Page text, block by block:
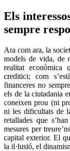
Els
sempre
Ara com ara, la
models de vida, de
realitat econòmica
creditici; com
financeres no
els de la ciutadania
coneixen prou (ni
ni les dificultats de
retallades que
mesures per
capital exterior. El
la il·lusió, el